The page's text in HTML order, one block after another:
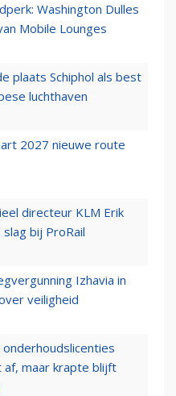
Washington Dulles
Mobile Lounges
plaats Schiphol als best
luchthaven
2027 nieuwe route
directeur KLM Erik
bij ProRail
Izhavia in
veiligheid
maar krapte blijft